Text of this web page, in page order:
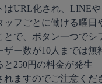
はURL化され、LINEや
ッフごとに働ける曜日
とで、ボタン一つでシ
ザー数が10人までは無
250円の料金が発生
れますのでご注意くだ